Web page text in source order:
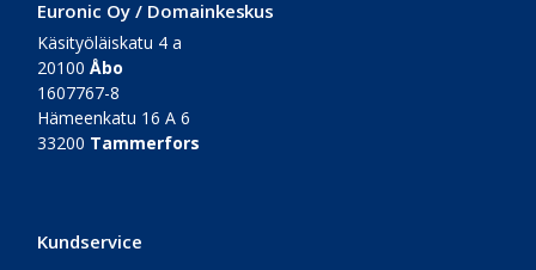
Euronic Oy / Domainkeskus
Käsityöläiskatu 4 a
20100Åbo
1607767-8
Hämeenkatu 16 A 6
33200 Tammerfors
Kundservice